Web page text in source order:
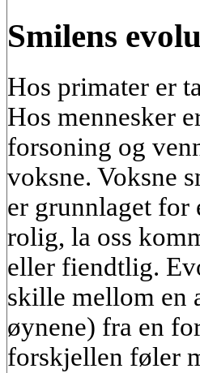
Smilens
Hos primater er
Hos mennesker
forsoning og
voksne. Voksne
er grunnlaget for
rolig, la oss
eller fiendtlig.
skille mellom en
øynene) fra en
forskjellen føler